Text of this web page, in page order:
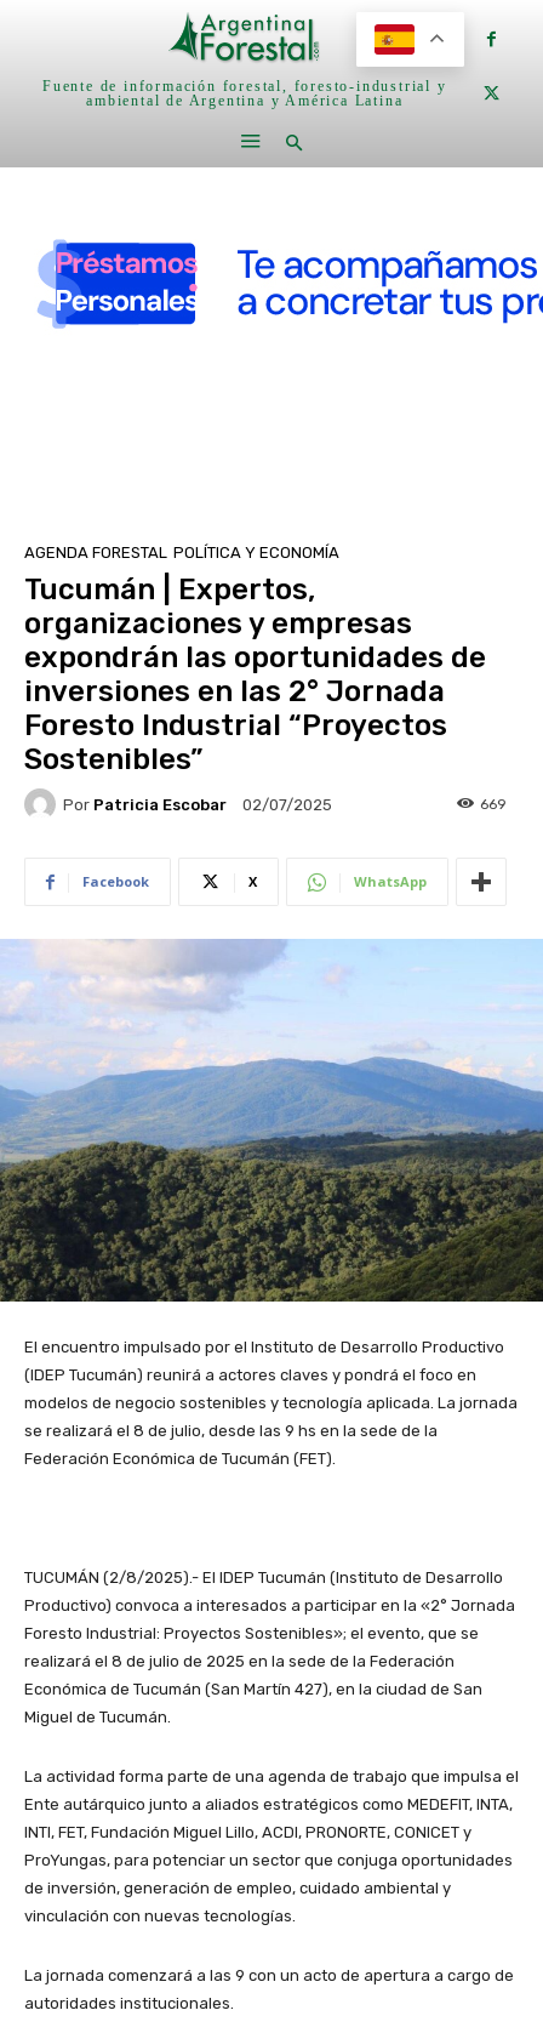
Fuente de información forestal, foresto-industrial y
ambiental de Argentina y América Latina
AGENDA FORESTAL POLÍTICA Y ECONOMÍA
Tucumán | Expertos,
organizaciones y empresas
expondrán las oportunidades de
inversiones en las 2° Jornada
Foresto Industrial “Proyectos
Sostenibles”
Por Patricia Escobar 02/07/2025 669
Facebook X WhatsApp
El encuentro impulsado por el Instituto de Desarrollo Productivo
(IDEP Tucumán) reunirá a actores claves y pondrá el foco en
modelos de negocio sostenibles y tecnología aplicada. La jornada
se realizará el 8 de julio, desde las 9 hs en la sede de la
Federación Económica de Tucumán (FET).
TUCUMÁN (2/8/2025).- El IDEP Tucumán (Instituto de Desarrollo
Productivo) convoca a interesados a participar en la «2° Jornada
Foresto Industrial: Proyectos Sostenibles»; el evento, que se
realizará el 8 de julio de 2025 en la sede de la Federación
Económica de Tucumán (San Martín 427), en la ciudad de San
Miguel de Tucumán.
La actividad forma parte de una agenda de trabajo que impulsa el
Ente autárquico junto a aliados estratégicos como MEDEFIT, INTA,
INTI, FET, Fundación Miguel Lillo, ACDI, PRONORTE, CONICET y
ProYungas, para potenciar un sector que conjuga oportunidades
de inversión, generación de empleo, cuidado ambiental y
vinculación con nuevas tecnologías.
La jornada comenzará a las 9 con un acto de apertura a cargo de
autoridades institucionales.